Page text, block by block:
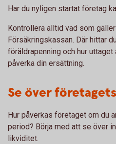
Har du nyligen startat företag
Kontrollera alltid vad som
Försäkringskassan. Där hittar
föräldrapenning och hur uttaget
påverka din ersättning.
Se över
Hur påverkas företaget om du
period? Börja med att se över
likviditet.